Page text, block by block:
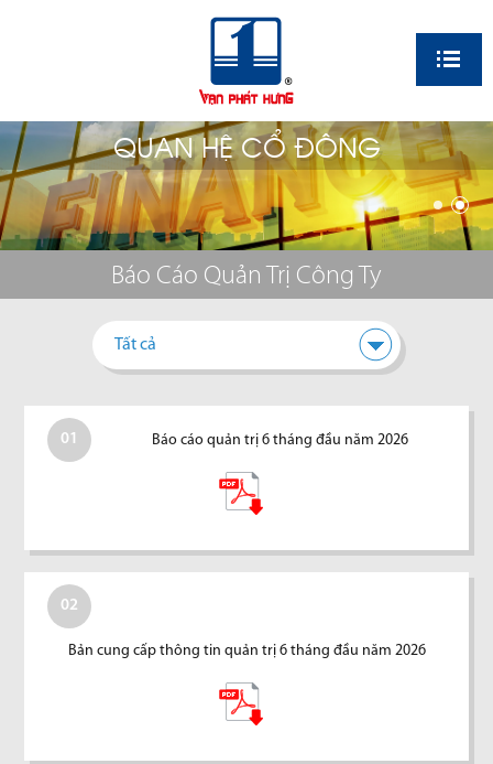
QUAN HỆ CỔ ĐÔNG
Báo Cáo Quản Trị Công Ty
Tất cả
01 Báo cáo quản trị 6 tháng đầu năm 2026
02
Bản cung cấp thông tin quản trị 6 tháng đầu năm 2026